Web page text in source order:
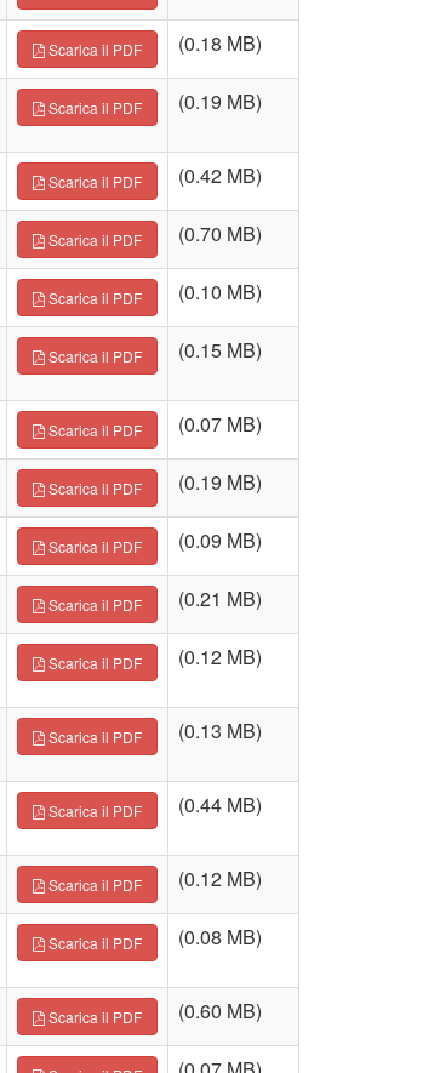
Scarica il PDF (0.18 MB)
Scarica il PDF (0.19 MB)
Scarica il PDF (0.42 MB)
Scarica il PDF (0.70 MB)
Scarica il PDF (0.10 MB)
Scarica il PDF (0.15 MB)
Scarica il PDF (0.07 MB)
Scarica il PDF (0.19 MB)
Scarica il PDF (0.09 MB)
Scarica il PDF (0.21 MB)
Scarica il PDF (0.12 MB)
Scarica il PDF (0.13 MB)
Scarica il PDF (0.44 MB)
Scarica il PDF (0.12 MB)
Scarica il PDF (0.08 MB)
Scarica il PDF (0.60 MB)